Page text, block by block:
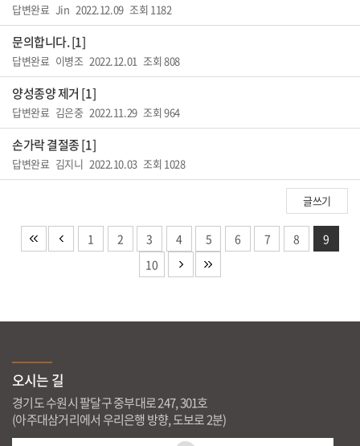
답변완료Jin 2022.12.09 조회 1182
문의합니다. [1]
답변완료이병조 2022.12.01 조회 808
양성종양 제거 [1]
답변완료김은중 2022.11.29 조회 964
손가락 결절종 [1]
답변완료김지니 2022.10.03 조회 1028
글쓰기
1 2 3 4 5 6 7 8
9
10
오시는 길
경기도 수원시 팔달구 중부대로 247, 301호
(아주대삼거리에서 우리은행 방향, 도보로 2분)